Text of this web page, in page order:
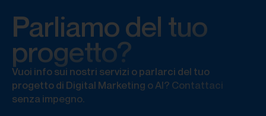
Parliamo del tuo
progetto?
Vuoi info sui nostri servizi o parlarci del tuo
progetto di Digital Marketing o AI? Contattaci
senza impegno.